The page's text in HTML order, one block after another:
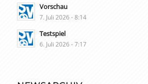
Vorschau
7. Juli 2026 - 8:14
Testspiel
6. Juli 2026 - 7:17